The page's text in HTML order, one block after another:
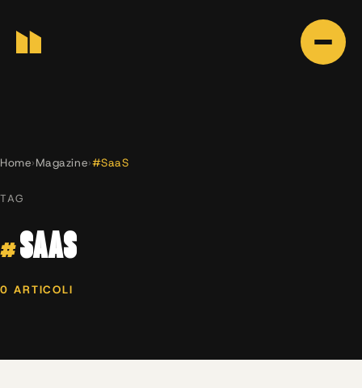
Home›Magazine›#SaaS
TAG
#SAAS
0 ARTICOLI